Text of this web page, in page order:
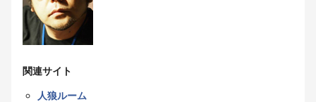
関連サイト
人狼ルーム